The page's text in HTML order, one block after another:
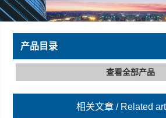
产品目录
查看全部产品
相关文章 / Related